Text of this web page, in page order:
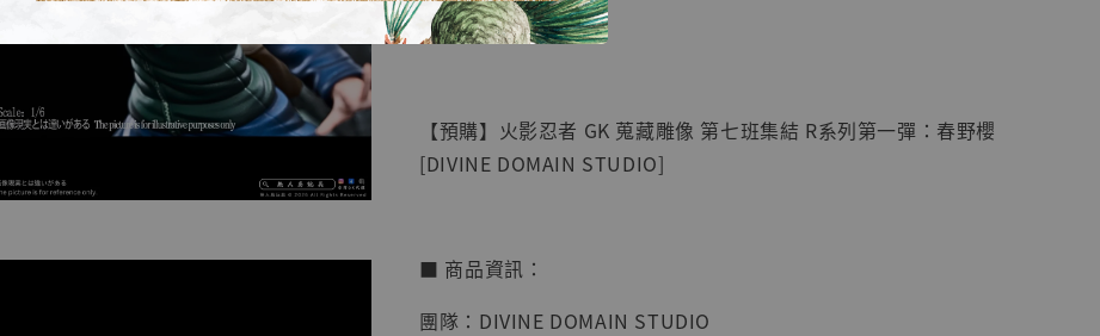
【店內現貨】七龍珠
系列蒐藏雕像 悟空
NT$ 4,280
NT$ 5,580
- +
🏝【無人島玩具】
【預購】火影忍者 GK 蒐藏雕像 第七班集結 R系列第一彈：春野櫻
[DIVINE DOMAIN STUDIO]
■ 商品資訊：
團隊：DIVINE DOMAIN STUDIO